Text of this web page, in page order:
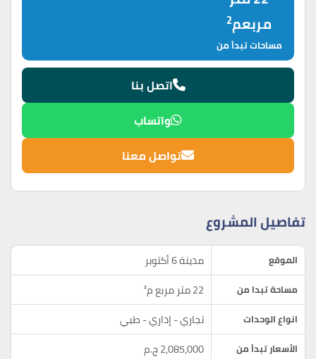
مربعم2
مساحات تبدأ من
اتصل بنا
واتساب
تواصل معنا
تفاصيل المشروع
الموقع مدينة 6 أكتوبر
مساحة تبدا من 22 متر مربع م²
انواع الوحدات تجاري - إداري - طبي
الأسعار تبدأ من 2,085,000 ج.م